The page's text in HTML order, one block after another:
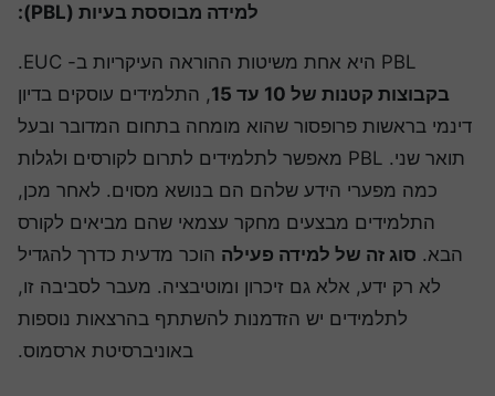
למידה מבוססת בעיות (PBL):
PBL היא אחת משיטות ההוראה העיקריות ב- EUC.
בקבוצות קטנות של 10 עד 15
, התלמידים עוסקים בדיון
בראשות פרופסור שהוא מומחה בתחום המדובר ובעל
תואר שני. PBL מאפשר לתלמידים לתרום לקורסים ולגלות
כמה מפערי הידע שלהם הם בנושא מסוים. לאחר מכן,
התלמידים מבצעים מחקר עצמאי שהם מביאים לקורס
הבא.סוג זה של למידה פעילההוכר מדעית כדרך להגדיל
לא רק ידע, אלא גם זיכרון ומוטיבציה. מעבר לסביבה זו,
לתלמידים יש הזדמנות להשתתף בהרצאות נוספות
באוניברסיטת ארסמוס.